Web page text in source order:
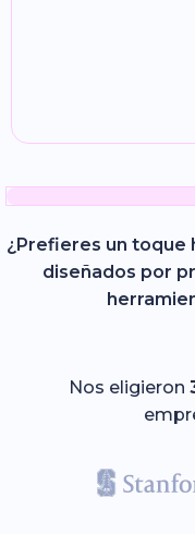
¿Prefieres un toque
diseñados por
Nos eligieron